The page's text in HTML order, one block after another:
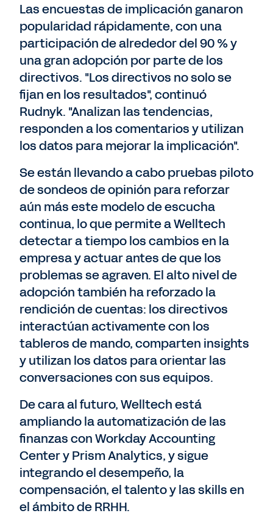
Las encuestas de implicación ganaron
popularidad rápidamente, con una
participación de alrededor del 90 % y
una gran adopción por parte de los
directivos. "Los directivos no solo se
fijan en los resultados", continuó
Rudnyk. "Analizan las tendencias,
responden a los comentarios y utilizan
los datos para mejorar la implicación".
Se están llevando a cabo pruebas piloto
de sondeos de opinión para reforzar
aún más este modelo de escucha
continua, lo que permite a Welltech
detectar a tiempo los cambios en la
empresa y actuar antes de que los
problemas se agraven. El alto nivel de
adopción también ha reforzado la
rendición de cuentas: los directivos
interactúan activamente con los
tableros de mando, comparten insights
y utilizan los datos para orientar las
conversaciones con sus equipos.
De cara al futuro, Welltech está
ampliando la automatización de las
finanzas con Workday Accounting
Center y Prism Analytics, y sigue
integrando el desempeño, la
compensación, el talento y las skills en
el ámbito de RRHH.